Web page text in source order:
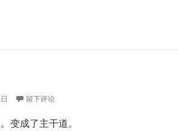
留下评论
变成了主干道。